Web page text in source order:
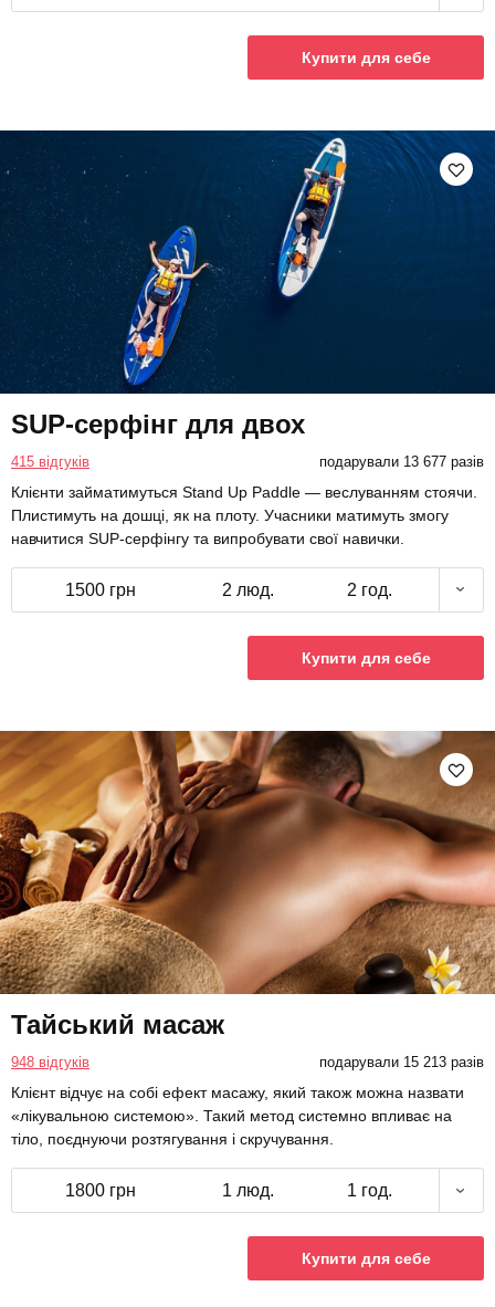
Купити для себе
SUP-серфінг для двох
415 відгуків подарували 13 677 разів
Клієнти займатимуться Stand Up Paddle — веслуванням стоячи.
Плистимуть на дошці, як на плоту. Учасники матимуть змогу
навчитися SUP-серфінгу та випробувати свої навички.
1500 грн 2 люд. 2 год.
Купити для себе
Тайський масаж
948 відгуків подарували 15 213 разів
Клієнт відчує на собі ефект масажу, який також можна назвати
«лікувальною системою». Такий метод системно впливає на
тіло, поєднуючи розтягування і скручування.
1800 грн 1 люд. 1 год.
Купити для себе